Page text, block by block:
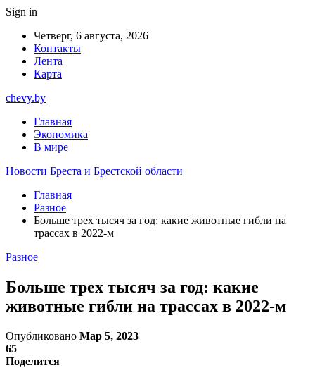
Sign in
Четверг, 6 августа, 2026
Контакты
Лента
Карта
chevy.by
Главная
Экономика
В мире
Новости Бреста и Брестской области
Главная
Разное
Больше трех тысяч за год: какие животные гибли на
трассах в 2022-м
Разное
Больше трех тысяч за год: какие
животные гибли на трассах в 2022-м
Опубликовано Мар 5, 2023
65
Поделится